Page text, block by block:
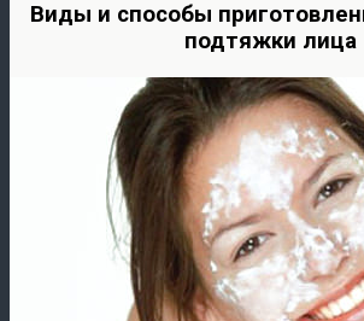
Виды и способы
подтяжки лица